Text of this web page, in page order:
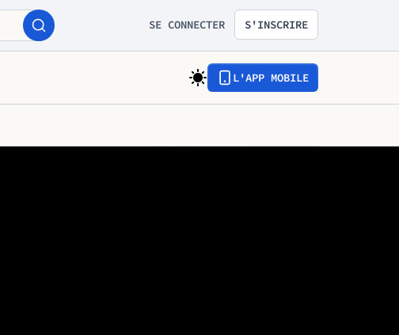
SE CONNECTER S'INSCRIRE
L'APP MOBILE